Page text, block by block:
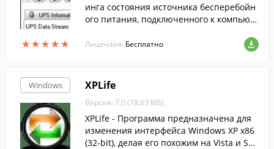
★★★★★
★★★★★
инга состояния источника бесперебойн
ого питания, подключенного к компьют
ивающего протокол Megatec.
Лицензия: Бесплатно
Windows XPLife
Версия: 7.0 (78.63 МБ)
XPLife - Программа предназначена для
изменения интерфейса Windows XP x86
(32-bit), делая его похожим на Vista и Sev